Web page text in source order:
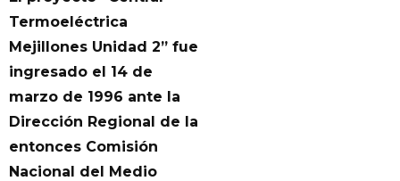
Termoeléctrica
Mejillones Unidad 2” fue
ingresado el 14 de
marzo de 1996 ante la
Dirección Regional de la
entonces Comisión
Nacional del Medio